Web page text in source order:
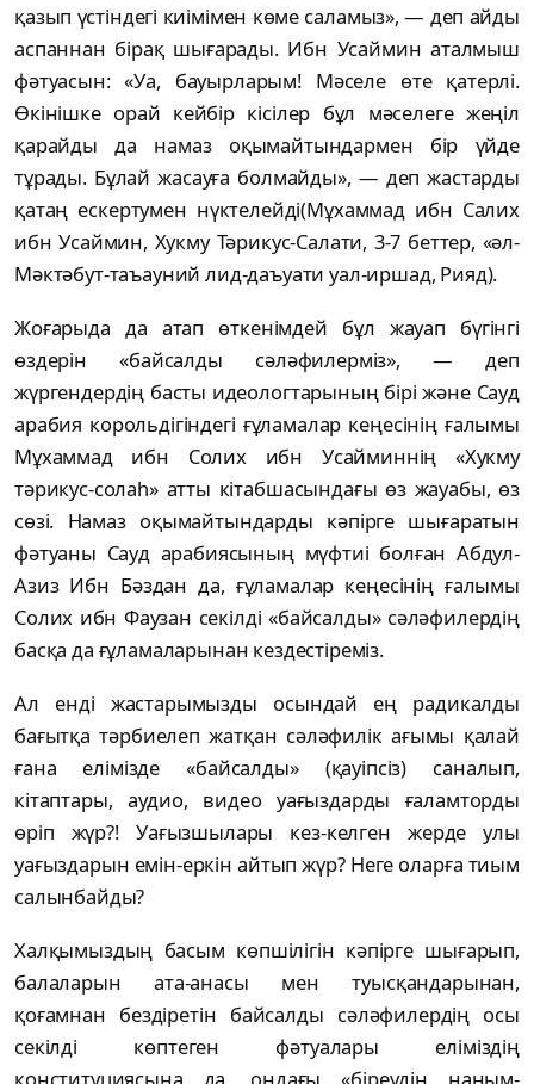
қазып үстіндегі киімімен көме саламыз», — деп айды
аспаннан бірақ шығарады. Ибн Усаймин аталмыш
фәтуасын:«Уа, бауырларым! Мәселе өте қатерлі.
Өкінішке орай кейбір кісілер бұл мәселеге жеңіл
қарайды да намаз оқымайтындармен бір үйде
тұрады. Бұлай жасауға болмайды», — деп жастарды
қатаң ескертумен нүктелейді(Мұхаммад ибн Салих
ибн Усаймин, Хукму Тәрикус-Салати, 3-7 беттер, «әл-
Мәктәбут-таъауний лид-даъуати уал-иршад, Рияд).
Жоғарыда да атап өткенімдей бұл жауап бүгінгі
өздерін «байсалды сәләфилерміз», — деп
жүргендердің басты идеологтарының бірі және Сауд
арабия корольдігіндегі ғұламалар кеңесінің ғалымы
Мұхаммад ибн Солих ибн Усайминнің «Хукму
тәрикус-солаһ» атты кітабшасындағы өз жауабы, өз
сөзі. Намаз оқымайтындарды кәпірге шығаратын
фәтуаны Сауд арабиясының мүфтиі болған Абдул-
Азиз Ибн Бәздан да, ғұламалар кеңесінің ғалымы
Солих ибн Фаузан секілді «байсалды» сәләфилердің
басқа да ғұламаларынан кездестіреміз.
Ал енді жастарымызды осындай ең радикалды
бағытқа тәрбиелеп жатқан сәләфилік ағымы қалай
ғана елімізде «байсалды» (қауіпсіз) саналып,
кітаптары, аудио, видео уағыздарды ғаламторды
өріп жүр?! Уағызшылары кез-келген жерде улы
уағыздарын емін-еркін айтып жүр? Неге оларға тиым
салынбайды?
Халқымыздың басым көпшілігін кәпірге шығарып,
балаларын ата-анасы мен туысқандарынан,
қоғамнан бездіретін байсалды сәләфилердің осы
секілді көптеген фәтуалары еліміздің